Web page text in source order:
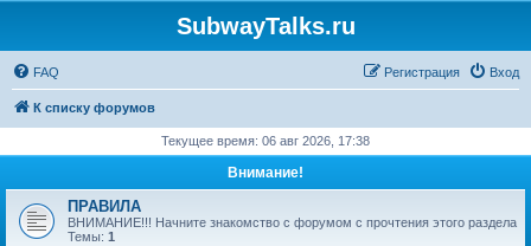
SubwayTalks.ru
FAQ Вход
Регистрация
К списку форумов
Текущее время: 06 авг 2026, 17:38
Внимание!
ПРАВИЛА
ВНИМАНИЕ!!! Начните знакомство с форумом с прочтения этого раздела
Темы: 1